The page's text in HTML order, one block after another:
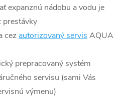
expanznú nádobu a vodu je
prestávky
cez autorizovaný servis AQUA
prepracovaný systém
servisu (sami Vás
výmenu)